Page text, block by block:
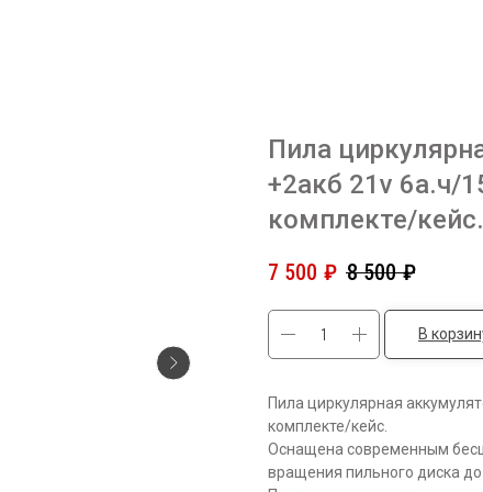
Пила
+2акб 21v
комплекте/кейс.
7 500 ₽ 8 500 ₽
В
Пила циркулярная
комплекте/кейс.
Оснащена современным
вращения пильного диска